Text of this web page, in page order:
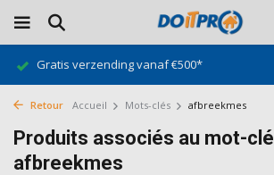
Gratis verzending vanaf €500*
Retour Accueil Mots-clés afbreekmes
Produits associés au mot-clé
afbreekmes